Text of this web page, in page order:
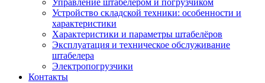
Управление штабелером и погрузчиком
Устройство складской техники: особенности и
характеристики
Характеристики и параметры штабелёров
Эксплуатация и техническое обслуживание
штабелера
Электропогрузчики
Контакты